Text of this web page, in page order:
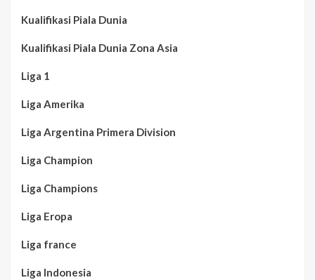
Kualifikasi Piala Dunia
Kualifikasi Piala Dunia Zona Asia
Liga 1
Liga Amerika
Liga Argentina Primera Division
Liga Champion
Liga Champions
Liga Eropa
Liga france
Liga Indonesia